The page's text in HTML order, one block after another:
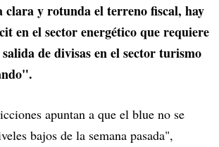
clara y rotunda el terreno fiscal, hay
en el sector energético que requiere
de divisas en el sector turismo
apuntan a que el blue no se
bajos de la semana pasada",